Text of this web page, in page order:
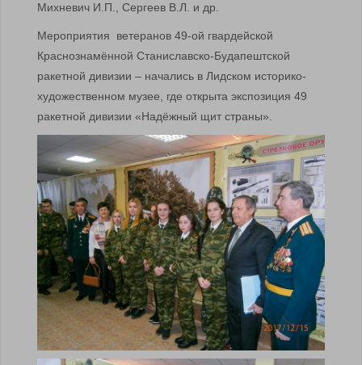
Михневич И.П., Сергеев В.Л. и др.
Мероприятия ветеранов 49-ой гвардейской
Краснознамённой Станиславско-Будапештской
ракетной дивизии – начались в Лидском историко-
художественном музее, где открыта экспозиция 49
ракетной дивизии «Надёжный щит страны».